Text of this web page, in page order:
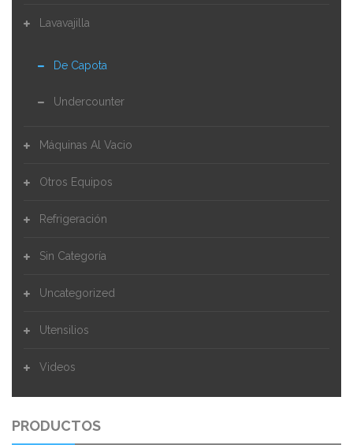
TAPAS ACRÍLICAS PARA DULCES REDONDOS
EMBUDOS
COLADORES
ABRIDORES DE LATA
RAMEKIN DE MELAMINA
GUANTES PARA HORNEAR
REMOS DE ACERO INOX
Lavavajilla
De Capota
Undercounter
Máquinas Al Vacio
Otros Equipos
Refrigeración
Sin Categoría
Uncategorized
Utensilios
Videos
PRODUCTOS